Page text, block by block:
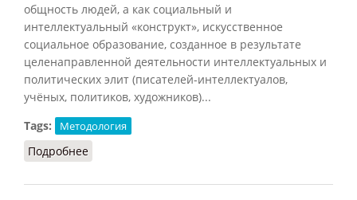
общность людей, а как социальный и
интеллектуальный «конструкт», искусственное
социальное образование, созданное в результате
целенаправленной деятельности интеллектуальных и
политических элит (писателей-интеллектуалов,
учёных, политиков, художников)...
Tags:
Методология
Подробнее